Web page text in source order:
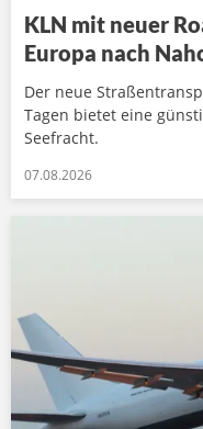
KLN mit neuer
Europa nach
Der neue
Tagen bietet eine
Seefracht.
07.08.2026